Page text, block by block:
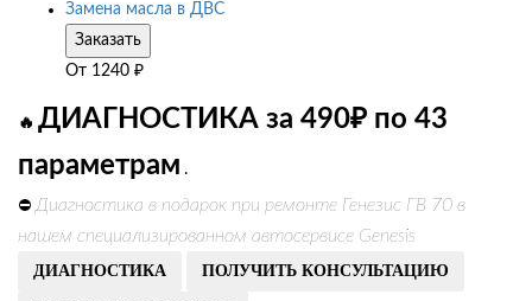
Замена масла в ДВС
Заказать
От 1240 ₽
🔥 ДИАГНОСТИКА за 490₽ по 43
параметрам .
⛔ Диагностика в подарок при ремонте Генезис ГВ 70 в
нашем специализированном автосервисе Genesis
ДИАГНОСТИКА ПОЛУЧИТЬ КОНСУЛЬТАЦИЮ